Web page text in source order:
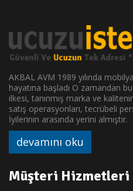
AKBAL AVM 1989 yılında
hayatına başladı O zamandan
ilkesi, tanınmış marka ve
satış operasyonları, tecrübeli
İyilerinin arasında yerini almıştır.
devamını oku
Müşteri Hizmetleri